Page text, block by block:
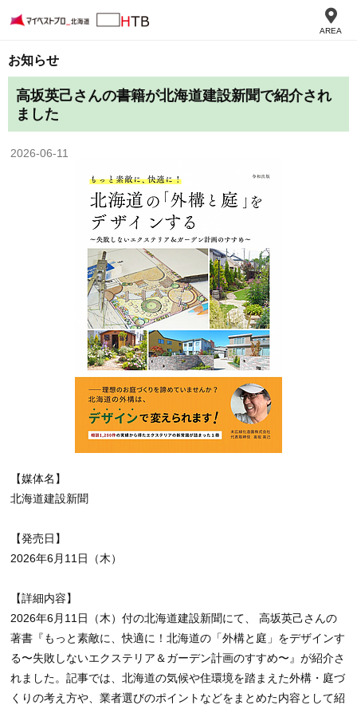
AREA
お知らせ
高坂英己さんの書籍が北海道建設新聞で紹介され
ました
2026-06-11
【媒体名】
北海道建設新聞
【発売日】
2026年6月11日（木）
【詳細内容】
2026年6月11日（木）付の北海道建設新聞にて、 高坂英己さんの
著書『もっと素敵に、快適に！北海道の「外構と庭」をデザインす
る〜失敗しないエクステリア＆ガーデン計画のすすめ〜』が紹介さ
れました。記事では、北海道の気候や住環境を踏まえた外構・庭づ
くりの考え方や、業者選びのポイントなどをまとめた内容として紹